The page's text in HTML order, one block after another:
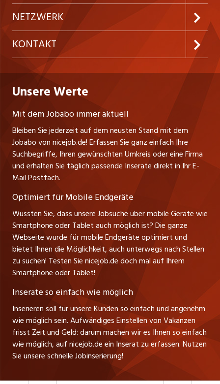
Festanstellungen
Temporäre Jobs
Freelance Jobs
Praktika
Führungspositionen
Management / Kader-Jobs
Inserieren
Firmen
Personalvermittler
Preise und Leistungen
AGB
Datenschutzerklärung
Nutzungsbedingungen
Impressum
NETZWERK
ostjob.ch
westjob.at
jobzüri.ch
jobmittelland.ch
jobbern.ch
jobbasel.ch
zentraljob.ch
myjob.ch
schaffu.ch (VS)
ajourjob.ch
tagblatt.ch
FM1Today
KONTAKT
Niederlassung
Fa. nicejob.de
PR Medien GmbH
Lindauer Straße 16
D-88239 Wangen
Tel. +49 07522 795034
Thomas Reiner
Ansprechpartner
Unsere Werte
Mit dem Jobabo immer aktuell
Bleiben Sie jederzeit auf dem neusten Stand mit dem
Jobabo von nicejob.de! Erfassen Sie ganz einfach Ihre
Suchbegriffe, Ihren gewünschten Umkreis oder eine Firma
und erhalten Sie täglich passende Inserate direkt in Ihr E-
Mail Postfach.
Optimiert für Mobile Endgeräte
Wussten Sie, dass unsere Jobsuche über mobile Geräte wie
Smartphone oder Tablet auch möglich ist? Die ganze
Webseite wurde für mobile Endgeräte optimiert und
bietet Ihnen die Möglichkeit, auch unterwegs nach Stellen
zu suchen! Testen Sie nicejob.de doch mal auf Ihrem
Smartphone oder Tablet!
Inserate so einfach wie möglich
Inserieren soll für unsere Kunden so einfach und angenehm
wie möglich sein. Aufwändiges Einstellen von Vakanzen
frisst Zeit und Geld: darum machen wir es Ihnen so einfach
wie möglich, auf nicejob.de ein Inserat zu erfassen. Nutzen
Sie unsere schnelle Jobinserierung!